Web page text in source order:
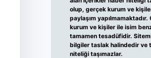
olup, gerçek kurum ve
paylaşım yapılmamaktadır.
kurum ve kişiler ile isim
tamamen tesadüfidir.
bilgiler taslak halindedir ve
niteliği taşımazlar.